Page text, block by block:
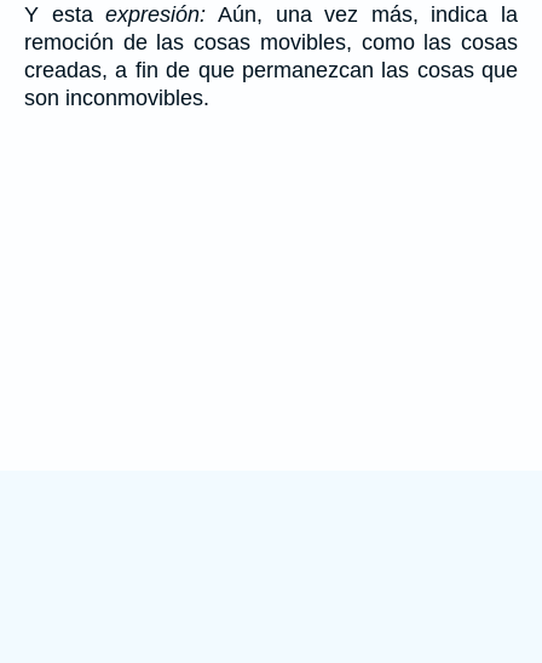
Y estaexpresión: Aún, una vez más, indica la
remoción de las cosas movibles, como las cosas
creadas, a fin de que permanezcan las cosas que
son inconmovibles.